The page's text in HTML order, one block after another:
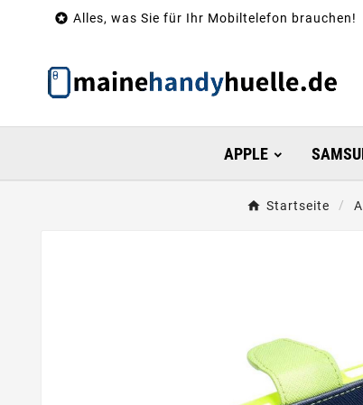
 Alles, was Sie für Ihr Mobiltelefon brauchen!
APPLE
Startseite